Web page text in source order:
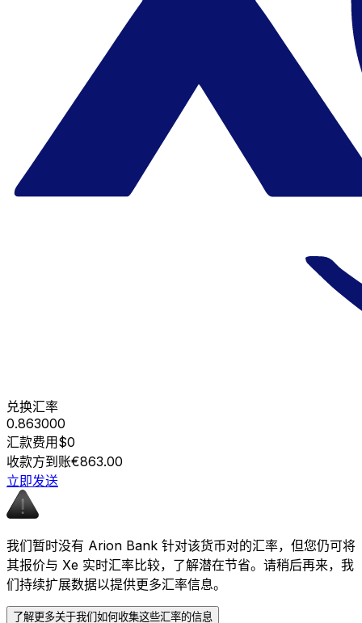
兑换汇率
0.863000
汇款费用$0
收款方到账€863.00
立即发送
我们暂时没有 Arion Bank 针对该货币对的汇率，但您仍可将
其报价与 Xe 实时汇率比较，了解潜在节省。请稍后再来，我
们持续扩展数据以提供更多汇率信息。
了解更多关于我们如何收集这些汇率的信息